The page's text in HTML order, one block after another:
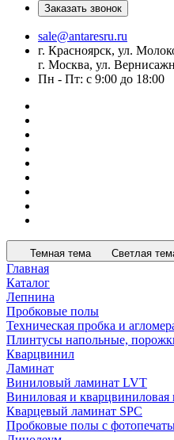
Заказать звонок
sale@antaresru.ru
г. Красноярск, ул.
г. Москва, ул.
Пн - Пт: с 9:00 до 18:00
Темная тема Светлая
Главная
Каталог
Лепнина
Пробковые полы
Техническая пробка и
Плинтусы напольные,
Кварцвинил
Ламинат
Виниловый ламинат LVT
Виниловая и кварцвиниловая
Кварцевый ламинат SPC
Пробковые полы с